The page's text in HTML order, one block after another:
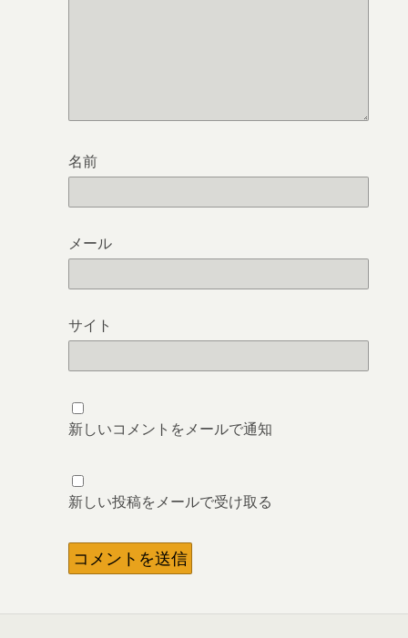
名前
メール
サイト
新しいコメントをメールで通知
新しい投稿をメールで受け取る